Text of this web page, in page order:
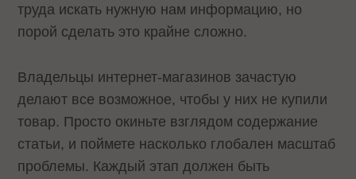
труда искать нужную нам информацию, но
порой сделать это крайне сложно.
Владельцы интернет-магазинов зачастую
делают все возможное, чтобы у них не купили
товар. Просто окиньте взглядом содержание
статьи, и поймете насколько глобален масштаб
проблемы. Каждый этап должен быть